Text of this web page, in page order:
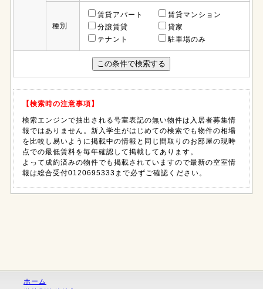
種別
賃貸アパート
賃貸マンション
分譲賃貸
貸家
テナント
駐車場のみ
【検索時の注意事項】
検索エンジンで抽出される号室表記の無い物件は入居者募集情
報ではありません。新入学生がはじめての検索でも物件の相場
を比較し易いように掲載中の情報と同じ間取りのお部屋の現時
点での最低賃料を毎年確認して掲載してあります。
よって成約済みの物件でも掲載されていますので最新の空室情
報は総合受付0120695333まで必ずご確認ください。
ホーム